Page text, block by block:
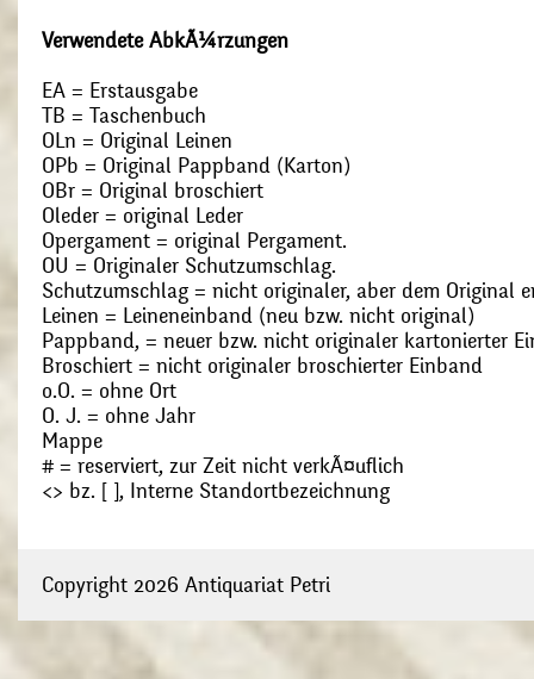
Verwendete AbkÃ¼rzungen
EA = Erstausgabe
TB = Taschenbuch
OLn = Original Leinen
OPb = Original Pappband (Karton)
OBr = Original broschiert
Oleder = original Leder
Opergament = original Pergament.
OU = Originaler Schutzumschlag.
Schutzumschlag = nicht originaler, aber dem Original
Leinen = Leineneinband (neu bzw. nicht original)
Pappband, = neuer bzw. nicht originaler kartonierter
Broschiert = nicht originaler broschierter Einband
o.O. = ohne Ort
O. J. = ohne Jahr
Mappe
# = reserviert, zur Zeit nicht verkÃ¤uflich
<> bz. [ ], Interne Standortbezeichnung
Copyright 2026 Antiquariat Petri